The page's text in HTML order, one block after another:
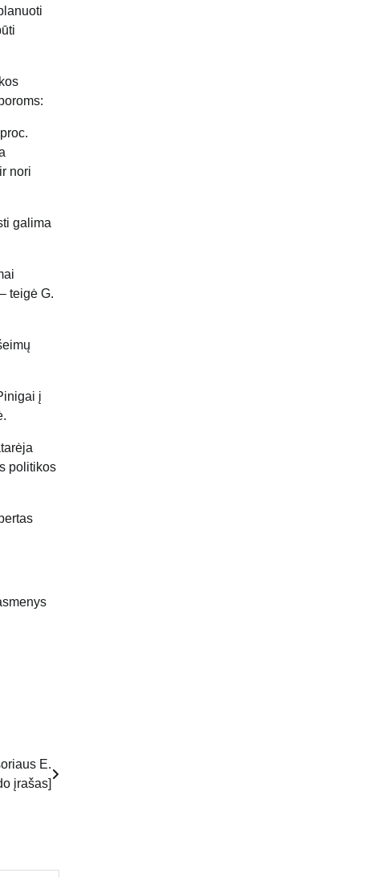
nori
galima
teigė G.
į
politikos
E.
įrašas]